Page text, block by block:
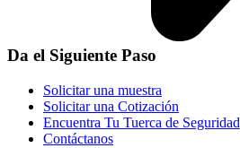
Da el Siguiente Paso
Solicitar una muestra
Solicitar una Cotización
Encuentra Tu Tuerca de Seguridad
Contáctanos